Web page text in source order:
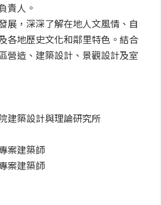
責人。
展，深深了解在地人文風情、自
各地歷史文化和鄰里特色。結合
營造、建築設計、景觀設計及室
建築設計與理論研究所
案建築師
案建築師